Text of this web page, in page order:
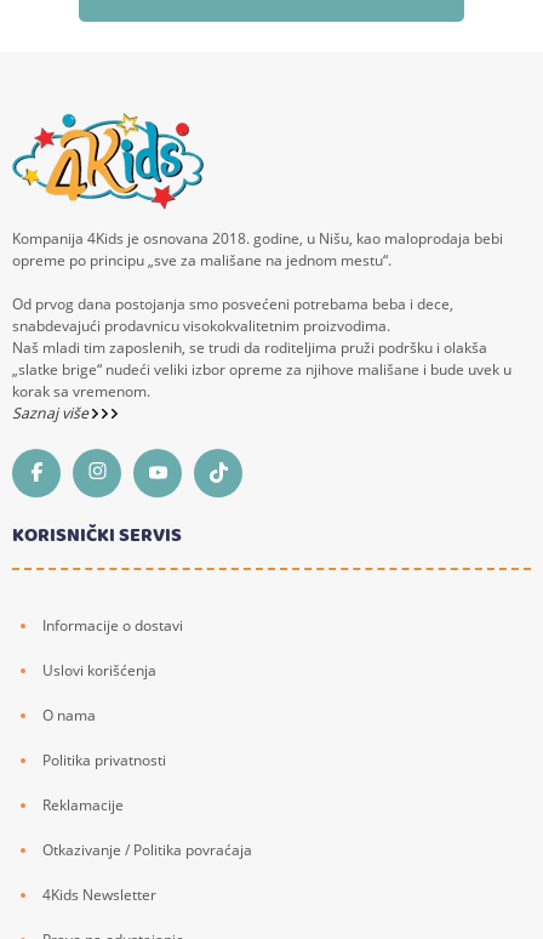
Kompanija 4Kids je osnovana 2018. godine, u Nišu, kao maloprodaja bebi
opreme po principu „sve za mališane na jednom mestu“.
Od prvog dana postojanja smo posvećeni potrebama beba i dece,
snabdevajući prodavnicu visokokvalitetnim proizvodima.
Naš mladi tim zaposlenih, se trudi da roditeljima pruži podršku i olakša
„slatke brige“ nudeći veliki izbor opreme za njihove mališane i bude uvek u
korak sa vremenom.
Saznaj više
KORISNIČKI SERVIS
Informacije o dostavi
Uslovi korišćenja
O nama
Politika privatnosti
Reklamacije
Otkazivanje / Politika povraćaja
4Kids Newsletter